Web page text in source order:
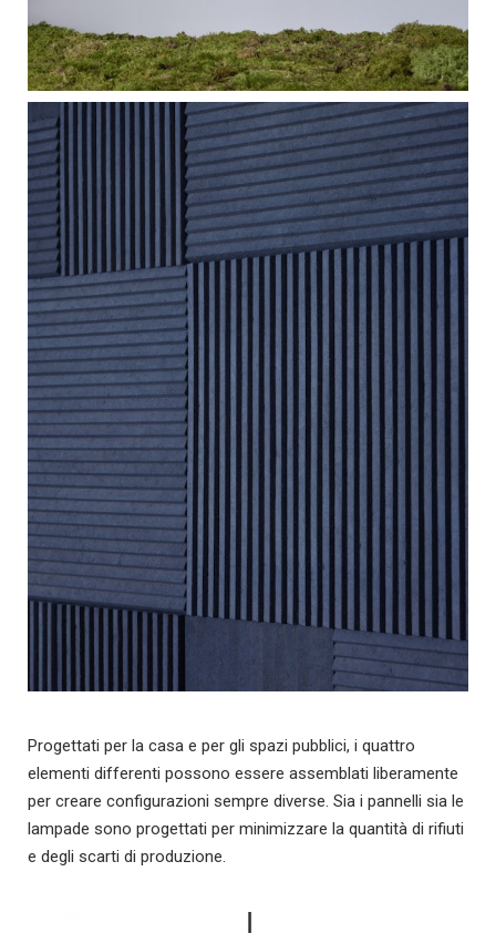
Progettati per la casa e per gli spazi pubblici, i quattro
elementi differenti possono essere assemblati liberamente
per creare configurazioni sempre diverse. Sia i pannelli sia le
lampade sono progettati per minimizzare la quantità di rifiuti
e degli scarti di produzione.